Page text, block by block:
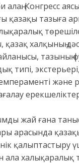
алаң. Конгресс
қазақы тазыға
халқының
тазының
типі,
және
жай ғана
арасында
қалыптастыру
халықаралық